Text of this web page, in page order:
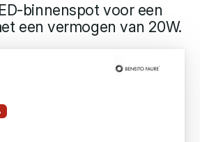
binnenspot voor een
een vermogen van 20W.